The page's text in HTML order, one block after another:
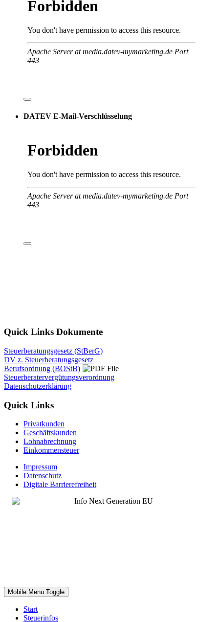
DATEV E-Mail-Verschlüsselung
Quick Links Dokumente
Steuerberatungsgesetz (StBerG)
DV z. Steuerberatungsgesetz
Berufsordnung (BOStB)
Steuerberatervergütungsverordnung
Datenschutzerklärung
Quick Links
Privatkunden
Geschäftskunden
Lohnabrechnung
Einkommensteuer
Impressum
Datenschutz
Digitale Barrierefreiheit
Mobile Menu Toggle
Start
Steuerinfos